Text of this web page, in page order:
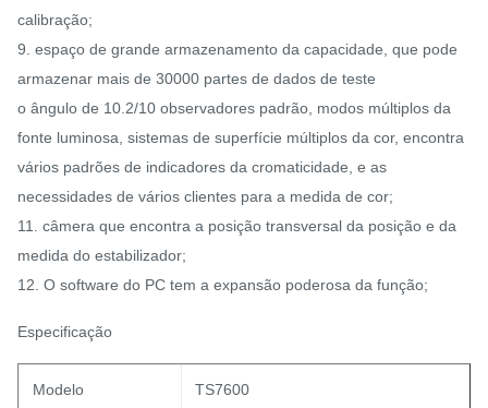
calibração;
9. espaço de grande armazenamento da capacidade, que pode
armazenar mais de 30000 partes de dados de teste
o ângulo de 10.2/10 observadores padrão, modos múltiplos da
fonte luminosa, sistemas de superfície múltiplos da cor, encontra
vários padrões de indicadores da cromaticidade, e as
necessidades de vários clientes para a medida de cor;
11. câmera que encontra a posição transversal da posição e da
medida do estabilizador;
12. O software do PC tem a expansão poderosa da função;
Especificação
Modelo TS7600